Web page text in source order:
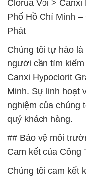
Clorua Vôi > Canxi
Phố Hồ Chí Minh
Phát
Chúng tôi tự hào là
người cần tìm
Canxi Hypoclorit
Minh. Sự linh hoạt
nghiệm của chúng
quý khách hàng.
## Bảo vệ môi
Cam kết của Công
Chúng tôi cam kết